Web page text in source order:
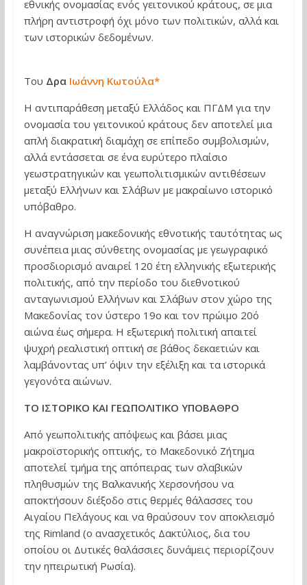
εθνικής ονομασίας ενός γειτονικού κράτους, σε μια
πλήρη αντιστροφή όχι μόνο των πολιτικών, αλλά και
των ιστορικών δεδομένων.
Του Δρα Ιωάννη Κωτούλα*
Η αντιπαράθεση μεταξύ Ελλάδος και ΠΓΔΜ για την
ονομασία του γειτονικού κράτους δεν αποτελεί μια
απλή διακρατική διαμάχη σε επίπεδο συμβολισμών,
αλλά εντάσσεται σε ένα ευρύτερο πλαίσιο
γεωστρατηγικών και γεωπολιτισμικών αντιθέσεων
μεταξύ Ελλήνων και Σλάβων με μακραίωνο ιστορικό
υπόβαθρο.
Η αναγνώριση μακεδονικής εθνοτικής ταυτότητας ως
συνέπεια μιας σύνθετης ονομασίας με γεωγραφικό
προσδιορισμό αναιρεί 120 έτη ελληνικής εξωτερικής
πολιτικής, από την περίοδο του διεθνοτικού
ανταγωνισμού Ελλήνων και Σλάβων στον χώρο της
Μακεδονίας τον ύστερο 19ο και τον πρώιμο 20ό
αιώνα έως σήμερα. Η εξωτερική πολιτική απαιτεί
ψυχρή ρεαλιστική οπτική σε βάθος δεκαετιών και
λαμβάνοντας υπ’ όψιν την εξέλιξη και τα ιστορικά
γεγονότα αιώνων.
ΤΟ ΙΣΤΟΡΙΚΟ ΚΑΙ ΓΕΩΠΟΛΙΤΙΚΟ ΥΠΟΒΑΘΡΟ
Από γεωπολιτικής απόψεως και βάσει μιας
μακροϊστορικής οπτικής, το Μακεδονικό Ζήτημα
αποτελεί τμήμα της απόπειρας των σλαβικών
πληθυσμών της Βαλκανικής Χερσονήσου να
αποκτήσουν διέξοδο στις θερμές θάλασσες του
Αιγαίου Πελάγους και να θραύσουν τον αποκλεισμό
της Rimland (ο ανασχετικός Δακτύλιος, δια του
οποίου οι Δυτικές θαλάσσιες δυνάμεις περιορίζουν
την ηπειρωτική Ρωσία).